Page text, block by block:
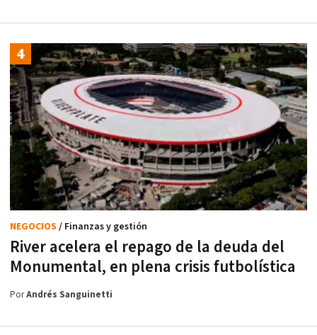
River acelera el repago de la deuda del
Monumental, en plena crisis futbolística
NEGOCIOS / Finanzas y gestión
PorAndrés Sanguinetti